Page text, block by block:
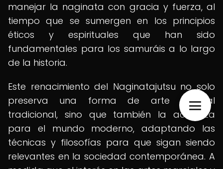
manejar la naginata con gracia y fuerza, al
tiempo que se sumergen en los principios
éticos y espirituales que han sido
fundamentales para los samuráis a lo largo
de la historia.
Este renacimiento del Naginatajutsu no solo
preserva una forma de arte marcial
tradicional, sino que también la actualiza
para el mundo moderno, adaptando las
técnicas y filosofías para que sigan siendo
relevantes en la sociedad contemporánea. A